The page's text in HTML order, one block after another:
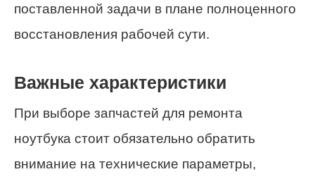
поставленной задачи в плане полноценного
восстановления рабочей сути.
Важные характеристики
При выборе запчастей для ремонта
ноутбука стоит обязательно обратить
внимание на технические параметры,